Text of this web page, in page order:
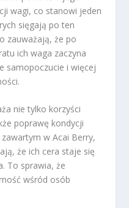
wagi, co stanowi jeden
sięgają po ten
zauważają, że po
ich waga zaczyna
samopoczucie i więcej
nie tylko korzyści
poprawę kondycji
w Acai Berry,
że ich cera staje się
To sprawia, że
wśród osób